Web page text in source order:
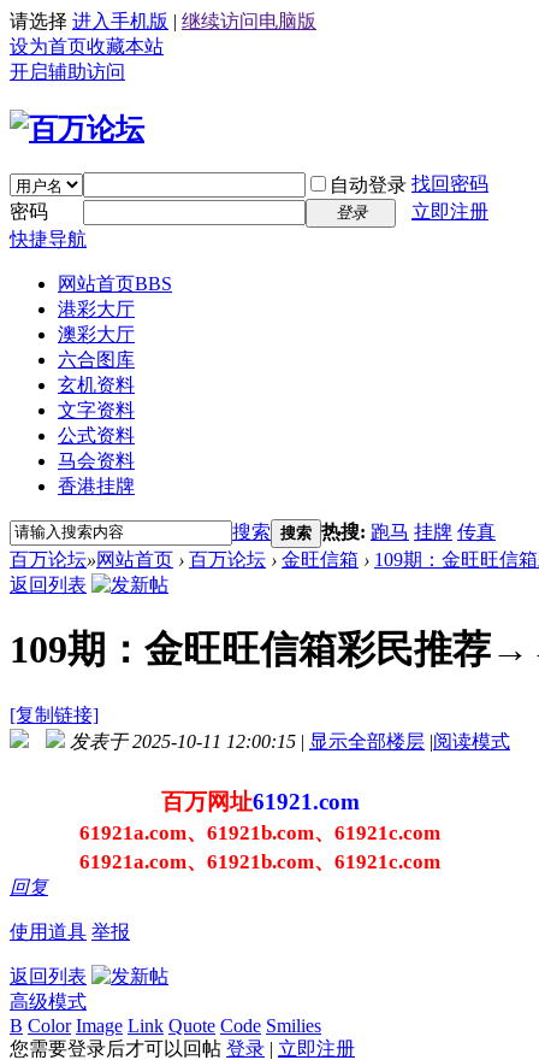
请选择 进入手机版 | 继续访问电脑版
设为首页收藏本站
开启辅助访问
自动登录 找回密码
密码
登录
立即注册
快捷导航
网站首页BBS
港彩大厅
澳彩大厅
六合图库
玄机资料
文字资料
公式资料
马会资料
香港挂牌
搜索 搜索 热搜: 跑马 挂牌 传真
百万论坛»网站首页 › 百万论坛 › 金旺信箱 › 109期：金旺旺信
返回列表
109期：金旺旺信箱彩民推荐
[复制链接]
发表于 2025-10-11 12:00:15 | 显示全部楼层 |阅读模式
百万网址61921.com
61921a.com、61921b.com、61921c.com
61921a.com、61921b.com、61921c.com
回复
使用道具 举报
返回列表
高级模式
B Color Image Link Quote Code Smilies
您需要登录后才可以回帖 登录 | 立即注册